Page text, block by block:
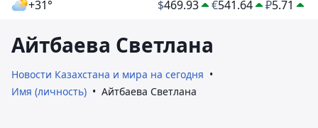
+31° $469.93 €541.64 ₽5.71
Айтбаева Светлана
Новости Казахстана и мира на сегодня
Имя (личность)
Айтбаева Светлана